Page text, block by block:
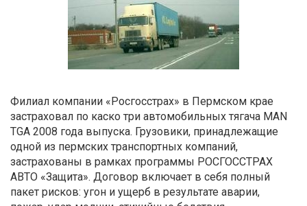
Филиал компании «Росгосстрах» в Пермском крае
застраховал по каско три автомобильных тягача MAN
TGA 2008 года выпуска. Грузовики, принадлежащие
одной из пермских транспортных компаний,
застрахованы в рамках программы РОСГОССТРАХ
АВТО «Защита». Договор включает в себя полный
пакет рисков: угон и ущерб в результате аварии,